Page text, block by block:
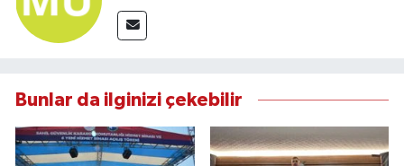
Bunlar da ilginizi çekebilir